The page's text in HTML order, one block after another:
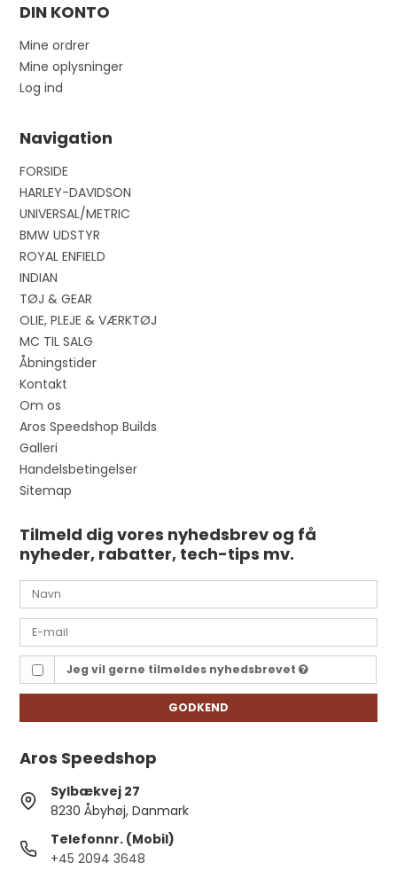
DIN KONTO
Mine ordrer
Mine oplysninger
Log ind
Navigation
FORSIDE
HARLEY-DAVIDSON
UNIVERSAL/METRIC
BMW UDSTYR
ROYAL ENFIELD
INDIAN
TØJ & GEAR
OLIE, PLEJE & VÆRKTØJ
MC TIL SALG
Åbningstider
Kontakt
Om os
Aros Speedshop Builds
Galleri
Handelsbetingelser
Sitemap
Tilmeld dig vores nyhedsbrev og få
nyheder, rabatter, tech-tips mv.
Jeg vil gerne tilmeldes nyhedsbrevet
GODKEND
Aros Speedshop
Sylbækvej 27
8230 Åbyhøj, Danmark
Telefonnr. (Mobil)
+45 2094 3648